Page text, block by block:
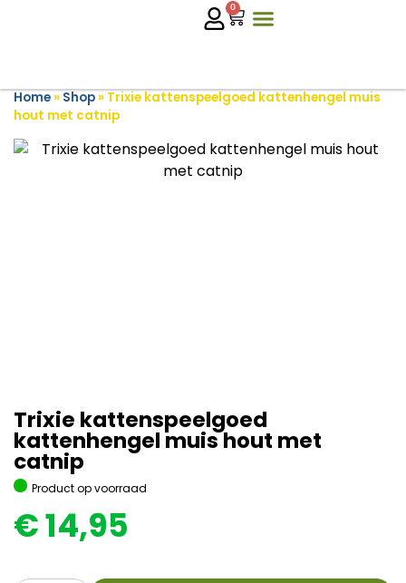
0
Home» Shop» Trixie kattenspeelgoed kattenhengel muis
hout met catnip
Trixie kattenspeelgoed
kattenhengel muis hout met
catnip
Product op voorraad
€14,95